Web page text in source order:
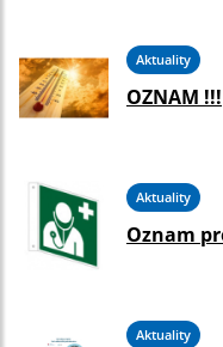
Aktuality
OZNAM !!!
Aktuality
Oznam
Aktuality